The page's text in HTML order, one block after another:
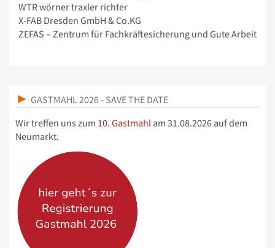
WTR wörner traxler richter
X-FAB Dresden GmbH & Co.KG
ZEFAS – Zentrum für Fachkräftesicherung und Gute Arbeit
GASTMAHL 2026 - SAVE THE DATE
Wir treffen uns zum 10. Gastmahl am 31.08.2026 auf dem
Neumarkt.